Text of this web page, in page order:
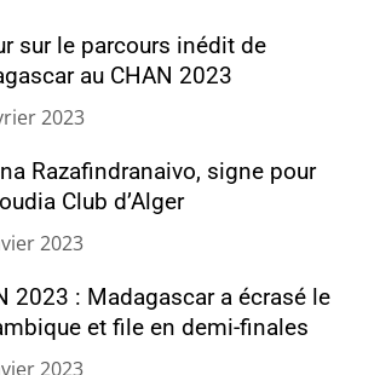
sur le parcours inédit de
au CHAN 2023
2023
Razafindranaivo, signe pour
Club d’Alger
2023
2023 : Madagascar a écrasé le
et file en demi-finales
2023